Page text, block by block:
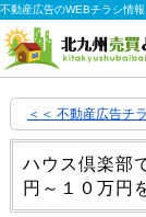
不動産広告のWEBチラシ情
＜＜ 不動産広告チ
ハウス倶楽部
円～１０万円